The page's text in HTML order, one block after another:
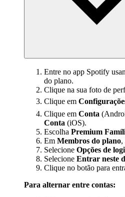
Entre no app Spotify
do plano.
Clique na sua foto de
Clique em
Clique em Conta
Conta (iOS).
Escolha Premium
Em Membros do plano,
Selecione Opções de
Selecione Entrar neste
Clique no botão para
Para alternar entre contas: